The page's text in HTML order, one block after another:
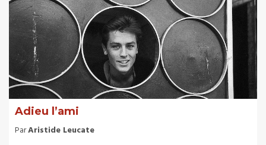
Adieu l’ami
ParAristide Leucate